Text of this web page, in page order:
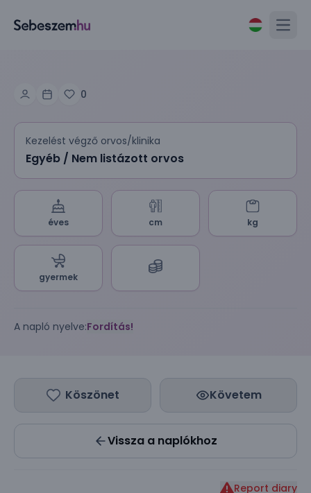
0
Kezelést végző orvos/klinika
Egyéb / Nem listázott orvos
éves cm kg
gyermek
A napló nyelve:Fordítás!
Köszönet Követem
Vissza a naplókhoz
Report diary